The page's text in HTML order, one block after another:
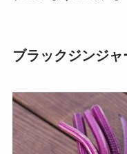
ブラックジンジャ